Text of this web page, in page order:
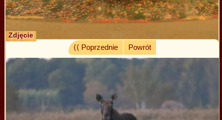
Zdjęcie
⟨⟨ Poprzednie
Powrót